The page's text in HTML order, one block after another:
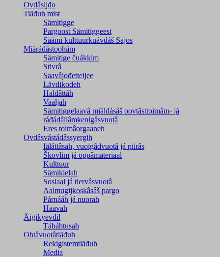
Ovdâsijđo
Tiäđuh mist
Sämitigge
Pargoost Sämitiggeest
Säämi kulttuurkuávdáš Sajos
Miärádâstoohâm
Sämitige čuákkim
Stivrâ
Saavâjođetteijee
Lävdikodeh
Haldâttâh
Vaaljah
Sämitiggelaavâ miäldásâš oovtâsttoimâm- já
ráđádâllâmkenigâsvuotâ
Eres toimâorgaaneh
Ovdâsvástádâssyergih
Iäláttâsah, vuoigâdvuotâ já piirâs
Škovlim já oppâmateriaal
Kulttuur
Sämikielah
Sosiaal já tiervâsvuotâ
Aalmugijkoskâsâš pargo
Párnááh já nuorah
Haavah
Äigikyevdil
Tábáhtusah
Ohtâvuotâtiäđuh
Rekigistemtiäđuh
Media